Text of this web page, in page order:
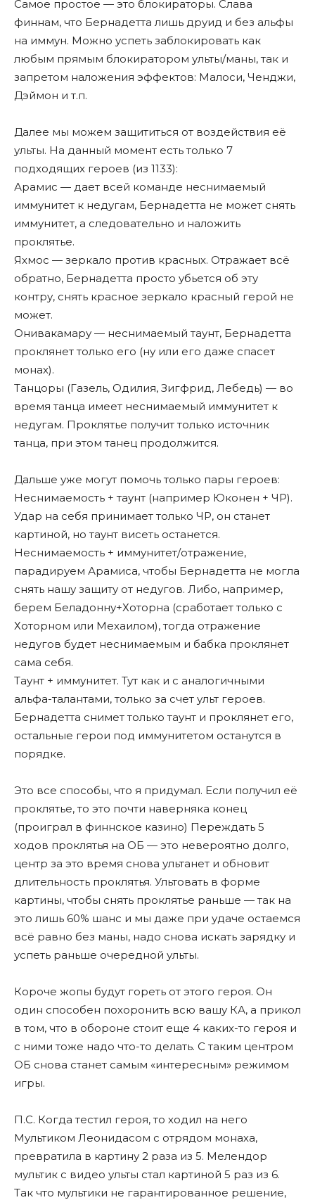
Самое простое — это блокираторы. Слава
финнам, что Бернадетта лишь друид и без альфы
на иммун. Можно успеть заблокировать как
любым прямым блокиратором ульты/маны, так и
запретом наложения эффектов: Малоси, Ченджи,
Дэймон и т.п.
Далее мы можем защититься от воздействия еë
ульты. На данный момент есть только 7
подходящих героев (из 1133):
Арамис — дает всей команде неснимаемый
иммунитет к недугам, Бернадетта не может снять
иммунитет, а следовательно и наложить
проклятье.
Яхмос — зеркало против красных. Отражает всë
обратно, Бернадетта просто убьется об эту
контру, снять красное зеркало красный герой не
может.
Онивакамару — неснимаемый таунт, Бернадетта
проклянет только его (ну или его даже спасет
монах).
Танцоры (Газель, Одилия, Зигфрид, Лебедь) — во
время танца имеет неснимаемый иммунитет к
недугам. Проклятье получит только источник
танца, при этом танец продолжится.
Дальше уже могут помочь только пары героев:
Неснимаемость + таунт (например Юконен + ЧР).
Удар на себя принимает только ЧР, он станет
картиной, но таунт висеть останется.
Неснимаемость + иммунитет/отражение,
парадируем Арамиса, чтобы Бернадетта не могла
снять нашу защиту от недугов. Либо, например,
берем Беладонну+Хоторна (сработает только с
Хоторном или Мехаилом), тогда отражение
недугов будет неснимаемым и бабка проклянет
сама себя.
Таунт + иммунитет. Тут как и с аналогичными
альфа-талантами, только за счет ульт героев.
Бернадетта снимет только таунт и проклянет его,
остальные герои под иммунитетом останутся в
порядке.
Это все способы, что я придумал. Если получил еë
проклятье, то это почти наверняка конец
(проиграл в финнское казино) Переждать 5
ходов проклятья на ОБ — это невероятно долго,
центр за это время снова ультанет и обновит
длительность проклятья. Ультовать в форме
картины, чтобы снять проклятье раньше — так на
это лишь 60% шанс и мы даже при удаче остаемся
всë равно без маны, надо снова искать зарядку и
успеть раньше очередной ульты.
Короче жопы будут гореть от этого героя. Он
один способен похоронить всю вашу КА, а прикол
в том, что в обороне стоит еще 4 каких-то героя и
с ними тоже надо что-то делать. С таким центром
ОБ снова станет самым «интересным» режимом
игры.
П.С. Когда тестил героя, то ходил на него
Мультиком Леонидасом с отрядом монаха,
превратила в картину 2 раза из 5. Мелендор
мультик с видео ульты стал картиной 5 раз из 6.
Так что мультики не гарантированное решение,